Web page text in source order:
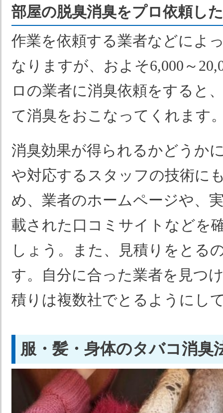
部屋の脱臭消臭をプロ依頼し
作業を依頼する業者などによ
なりますが、およそ6,000～
ロの業者に消臭依頼をすると
て消臭をおこなってくれます
消臭効果が得られるかどうか
や対応するスタッフの技術に
め、業者のホームページや、
載された口コミサイトなどを
しょう。また、見積りをとる
す。自分に合った業者を見つ
積りは複数社でとるようにし
服・髪・身体のタバコ消臭